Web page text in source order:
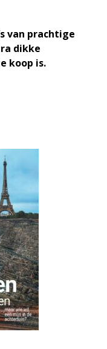
van prachtige
dikke
koop is.